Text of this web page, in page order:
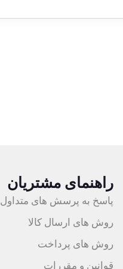
راهنمای مشتریان
پاسخ به پرسش های متداول
روش های ارسال کالا
روش های پرداخت
قوانین و مقررات